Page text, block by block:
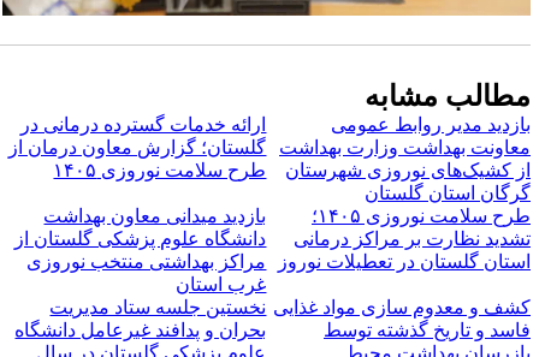
مشابه
مدیر روابط عمومی
بهداشت وزارت بهداشت
کشیک‌های نوروزی شهرستان
استان گلستان
ارائه خدمات گسترده درمانی در
گلستان؛ گزارش معاون درمان از
طرح سلامت نوروزی ۱۴۰۵
طرح سلامت نوروزی ۱۴۰۵؛
نظارت بر مراکز درمانی
گلستان در تعطیلات نوروز
بازدید میدانی معاون بهداشت
دانشگاه علوم پزشکی گلستان از
مراکز بهداشتی منتخب نوروزی
غرب استان
و معدوم سازی مواد غذایی
و تاریخ گذشته توسط
بهداشت محیط
نخستین جلسه ستاد مدیریت
بحران و پدافند غیرعامل دانشگاه
علوم پزشکی گلستان در سال